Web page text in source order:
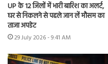
UP के 12 जिलों में भारी बारिश का अलर्ट,
घर से निकलने से पहले जान लें मौसम का
ताजा अपडेट
29 July 2026 - 9:41 AM